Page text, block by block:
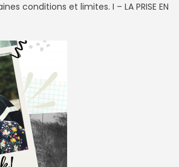
conditions et limites. I – LA PRISE EN